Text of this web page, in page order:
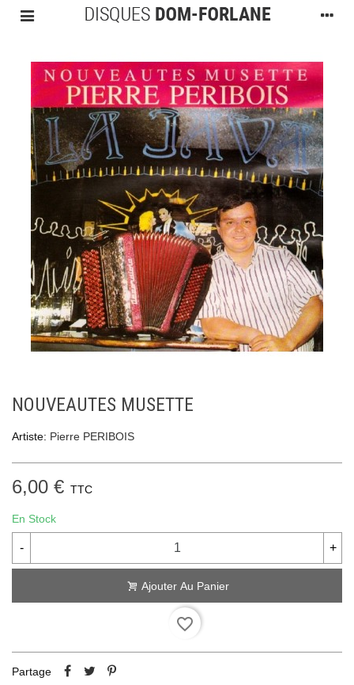
NOUVEAUTES MUSETTE
Artiste: Pierre PERIBOIS
6,00 € TTC
En Stock
- +
Ajouter Au Panier
favorite_border
Partage